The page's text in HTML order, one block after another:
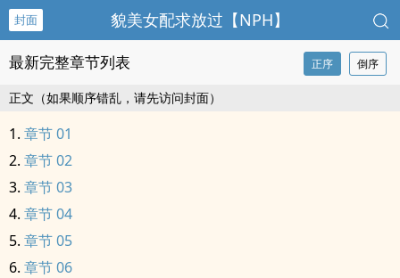
封面 貌美女配求放过【NPH】
最新完整章节列表 正序 倒序
正文（如果顺序错乱，请先访问封面）
章节 01
章节 02
章节 03
章节 04
章节 05
章节 06